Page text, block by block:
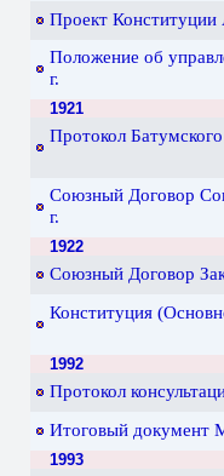
Проект Конституции
Положение об
г.
1921
Протокол
Союзный Договор
г.
1922
Союзный Договор
Конституция
1992
Протокол
Итоговый документ
1993